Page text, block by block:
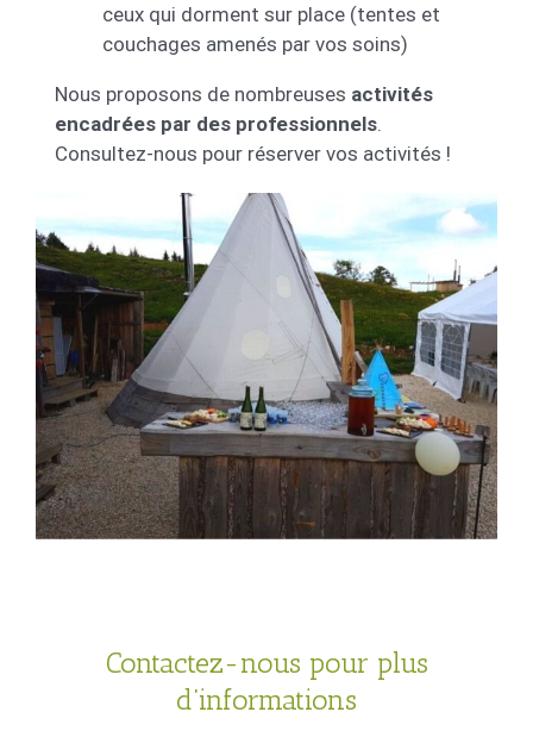
ceux qui dorment sur place (tentes et
couchages amenés par vos soins)
Nous proposons de nombreuses activités
encadrées par des professionnels.
Consultez-nous pour réserver vos activités !
Contactez-nous pour plus
d’informations